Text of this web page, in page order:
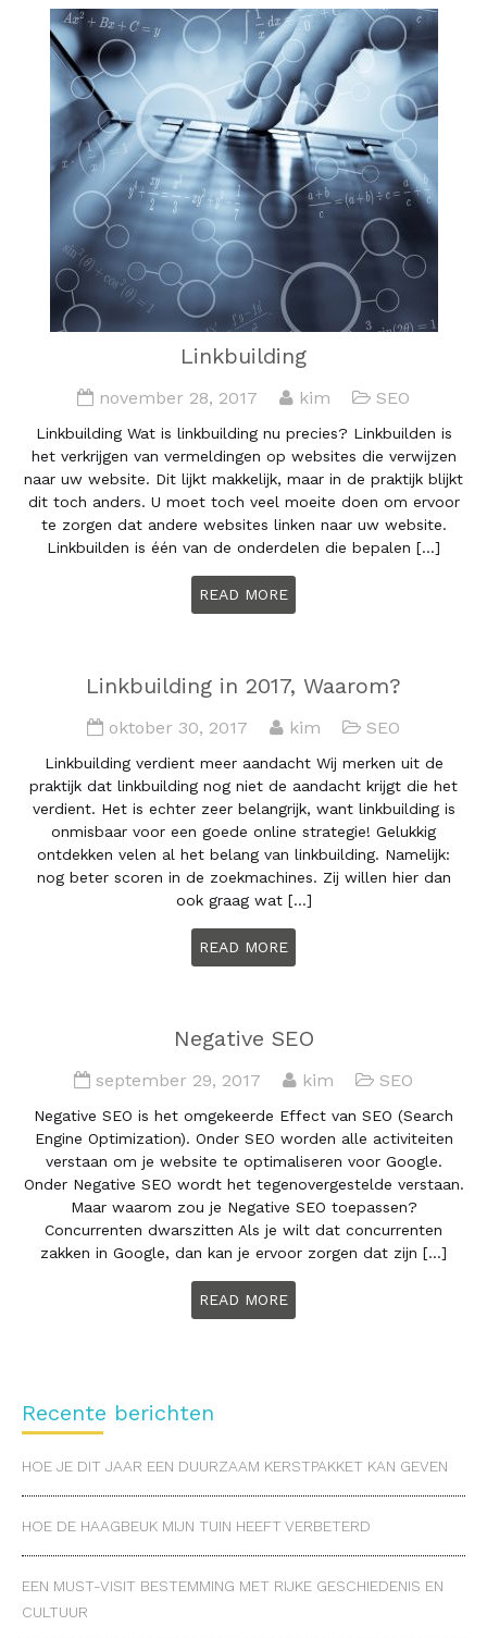
Linkbuilding
november 28, 2017 kim SEO
Linkbuilding Wat is linkbuilding nu precies? Linkbuilden is
het verkrijgen van vermeldingen op websites die verwijzen
naar uw website. Dit lijkt makkelijk, maar in de praktijk blijkt
dit toch anders. U moet toch veel moeite doen om ervoor
te zorgen dat andere websites linken naar uw website.
Linkbuilden is één van de onderdelen die bepalen […]
READ MORE
Linkbuilding in 2017, Waarom?
oktober 30, 2017 kim SEO
Linkbuilding verdient meer aandacht Wij merken uit de
praktijk dat linkbuilding nog niet de aandacht krijgt die het
verdient. Het is echter zeer belangrijk, want linkbuilding is
onmisbaar voor een goede online strategie! Gelukkig
ontdekken velen al het belang van linkbuilding. Namelijk:
nog beter scoren in de zoekmachines. Zij willen hier dan
ook graag wat […]
READ MORE
Negative SEO
september 29, 2017 kim SEO
Negative SEO is het omgekeerde Effect van SEO (Search
Engine Optimization). Onder SEO worden alle activiteiten
verstaan om je website te optimaliseren voor Google.
Onder Negative SEO wordt het tegenovergestelde verstaan.
Maar waarom zou je Negative SEO toepassen?
Concurrenten dwarszitten Als je wilt dat concurrenten
zakken in Google, dan kan je ervoor zorgen dat zijn […]
READ MORE
Recente berichten
HOE JE DIT JAAR EEN DUURZAAM KERSTPAKKET KAN GEVEN
HOE DE HAAGBEUK MIJN TUIN HEEFT VERBETERD
EEN MUST-VISIT BESTEMMING MET RIJKE GESCHIEDENIS EN
CULTUUR